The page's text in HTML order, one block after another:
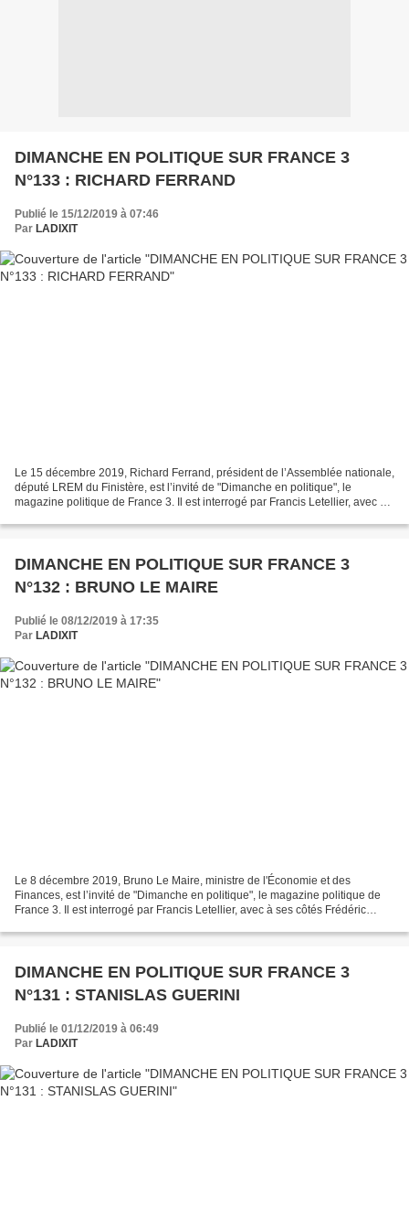
DIMANCHE EN POLITIQUE SUR FRANCE 3
N°133 : RICHARD FERRAND
Publié le 15/12/2019 à 07:46
Par LADIXIT
Le 15 décembre 2019, Richard Ferrand, président de l’Assemblée nationale,
député LREM du Finistère, est l’invité de "Dimanche en politique", le
magazine politique de France 3. Il est interrogé par Francis Letellier, avec à
DIMANCHE EN POLITIQUE SUR FRANCE 3
N°132 : BRUNO LE MAIRE
Publié le 08/12/2019 à 17:35
Par LADIXIT
Le 8 décembre 2019, Bruno Le Maire, ministre de l'Économie et des
Finances, est l’invité de "Dimanche en politique", le magazine politique de
France 3. Il est interrogé par Francis Letellier, avec à ses côtés Frédéric
DIMANCHE EN POLITIQUE SUR FRANCE 3
N°131 : STANISLAS GUERINI
Publié le 01/12/2019 à 06:49
Par LADIXIT